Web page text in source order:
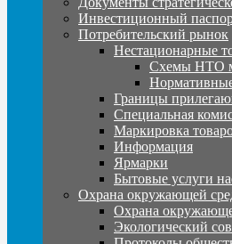
Инвестиционный
Потребительский рынок
Нестационарные
Схемы НТО
Границы
Специальная
Маркировка
Информация
Ярмарки
Бытовые услуги
Охрана окружающей
Охрана
Экологический